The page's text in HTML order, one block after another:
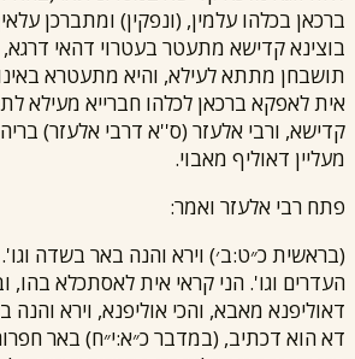
ברכאן בכלהו עלמין, (ונפקין) ומתברכן
בוצינא קדישא מתעטר בעטרוי דהאי דרגא,
תושבחן מתתא לעילא, והיא מתעטרא
אית לאפקא ברכאן לכלהו חברייא מעילא
קדישא, ורבי אלעזר(ס''א דרבי אלעזר)
מעליין דאוליף מאבוי.
פתח רבי אלעזר ואמר:
(בראשית כ״ט:ב׳) וירא והנה באר בשדה
העדרים וגו'. הני קראי אית לאסתכלא בהו,
דאוליפנא מאבא, והכי אוליפנא, וירא
דא הוא דכתיב, (במדבר כ״א:י״ח) באר